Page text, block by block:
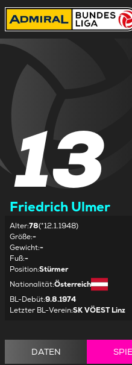
13
Friedrich Ulmer
Alter:78(*12.1.1948)
Größe:-
Gewicht:-
Fuß:-
Position:Stürmer
Nationalität:Österreich
BL-Debüt:9.8.1974
Letzter BL-Verein:SK VÖEST Linz
DATEN